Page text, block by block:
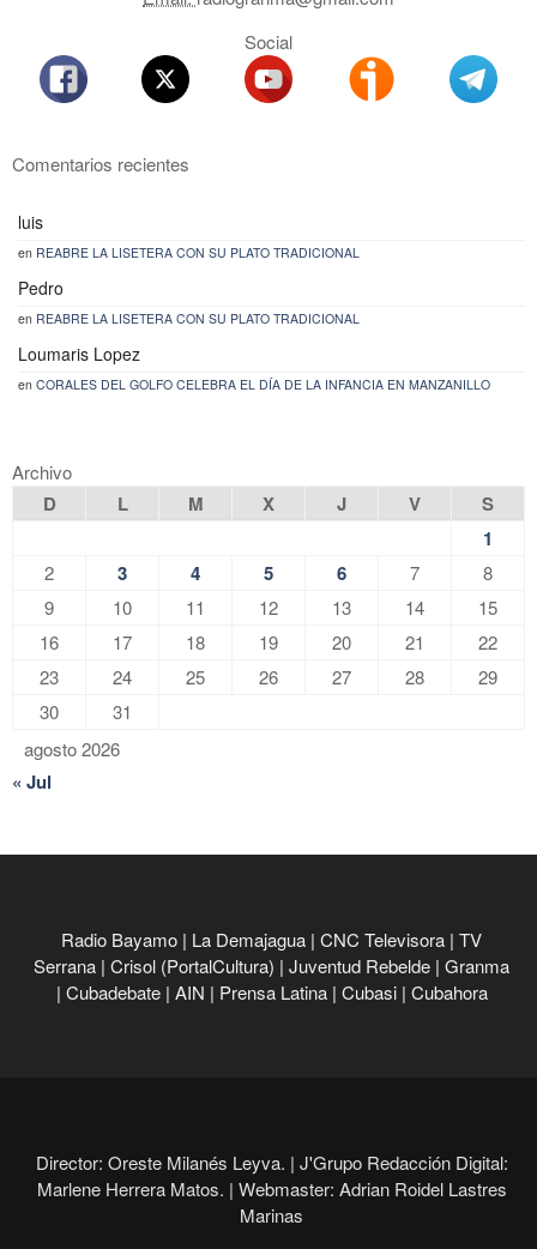
Social
Comentarios recientes
luis
en REABRE LA LISETERA CON SU PLATO TRADICIONAL
Pedro
en REABRE LA LISETERA CON SU PLATO TRADICIONAL
Loumaris Lopez
en CORALES DEL GOLFO CELEBRA EL DÍA DE LA INFANCIA EN MANZANILLO
Archivo
agosto 2026
D L M X J V
S
1
2 3 4 5 6 7
8
9
10 11 12 13 14
15
16
17 18 19 20 21
22
23
24 25 26 27 28
29
30
31
« Jul
Radio Bayamo | La Demajagua | CNC Televisora | TV
Serrana | Crisol (PortalCultura) | Juventud Rebelde | Granma
| Cubadebate | AIN | Prensa Latina | Cubasi | Cubahora
Director: Oreste Milanés Leyva. | J'Grupo Redacción Digital:
Marlene Herrera Matos. | Webmaster: Adrian Roidel Lastres
Marinas